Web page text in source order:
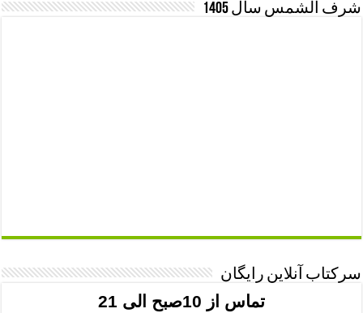
شرف الشمس سال 1405
سرکتاب آنلاین رایگان
تماس از 10صبح الی 21